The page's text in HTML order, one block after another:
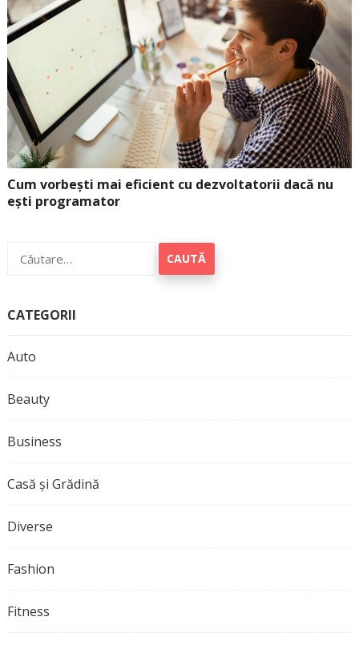
Cum vorbești mai eficient cu dezvoltatorii dacă nu
ești programator
după:
CATEGORII
Auto
Beauty
Business
Casă și Grădină
Diverse
Fashion
Fitness